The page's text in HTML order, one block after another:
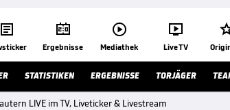
 
Ergebnisse

Mediathek

Live TV
STATISTIKEN ERGEBNISSE TORJÄGER
LIVE im TV, Liveticker & Livestream